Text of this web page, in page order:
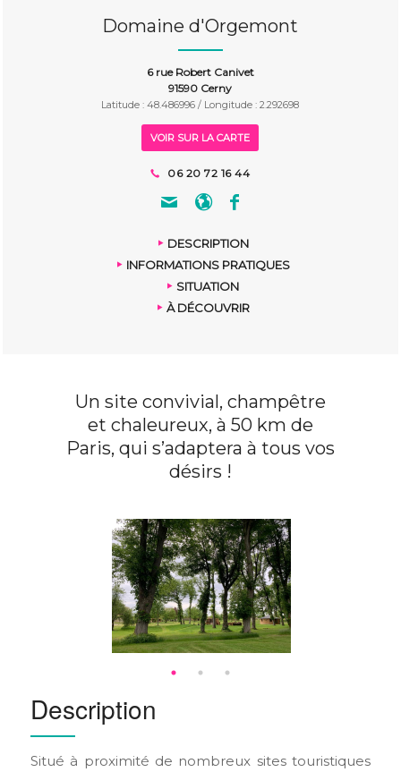
Domaine d'Orgemont
6 rue Robert Canivet
91590 Cerny
Latitude : 48.486996 / Longitude : 2.292698
VOIR SUR LA CARTE
06 20 72 16 44
DESCRIPTION
INFORMATIONS PRATIQUES
SITUATION
À DÉCOUVRIR
Un site convivial, champêtre
et chaleureux, à 50 km de
Paris, qui s’adaptera à tous vos
désirs !
Description
Situé à proximité de nombreux sites touristiques